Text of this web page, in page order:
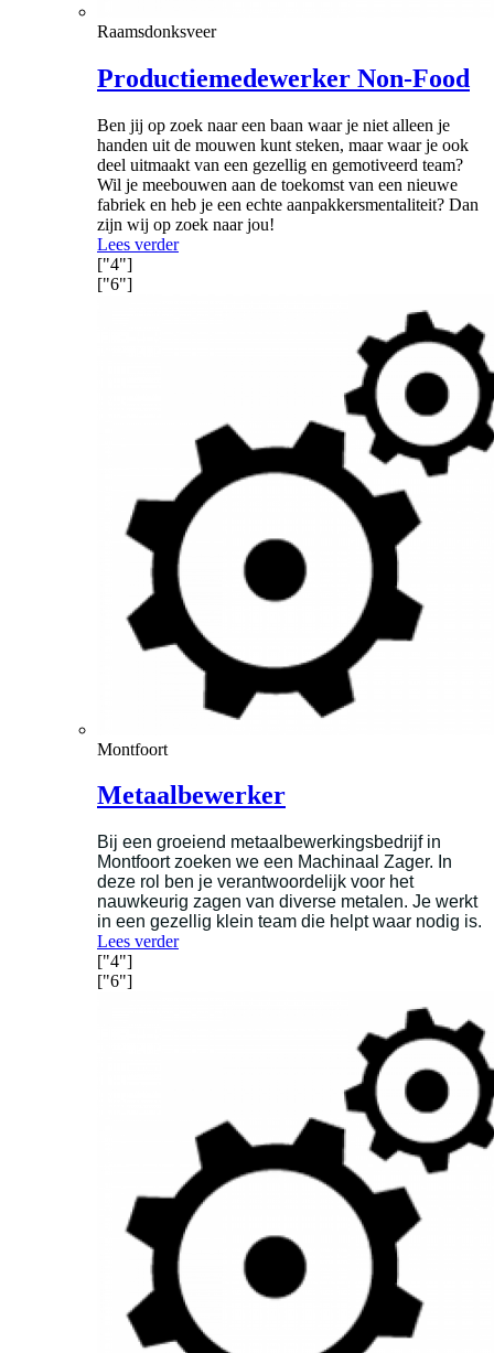
Raamsdonksveer
Productiemedewerker Non-Food
Ben jij op zoek naar een baan waar je niet alleen je
handen uit de mouwen kunt steken, maar waar je ook
deel uitmaakt van een gezellig en gemotiveerd team?
Wil je meebouwen aan de toekomst van een nieuwe
fabriek en heb je een echte aanpakkersmentaliteit? Dan
zijn wij op zoek naar jou!
Lees verder
["4"]
["6"]
Montfoort
Metaalbewerker
Bij een groeiend metaalbewerkingsbedrijf in
Montfoort zoeken we een Machinaal Zager. In
deze rol ben je verantwoordelijk voor het
nauwkeurig zagen van diverse metalen. Je werkt
in een gezellig klein team die helpt waar nodig is.
Lees verder
["4"]
["6"]